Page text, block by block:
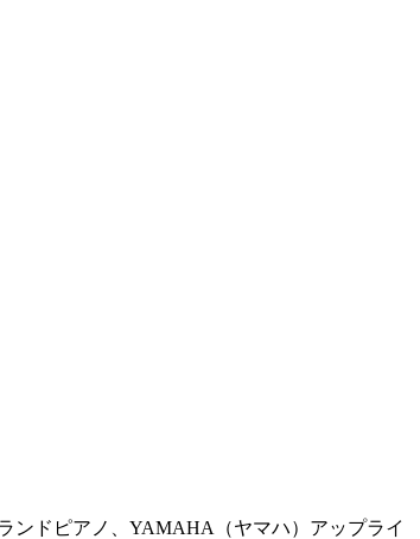
ンドピアノ、YAMAHA（ヤマハ）アップライ